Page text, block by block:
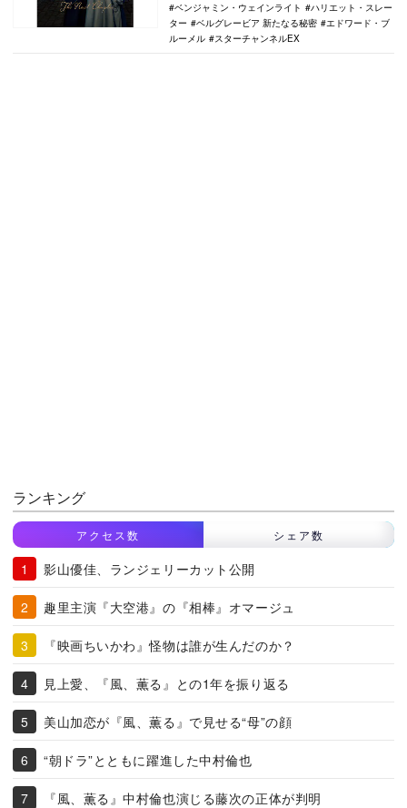
ベンジャミン・ウェインライト
ハリエット・スレー
ター
ベルグレービア 新たなる秘密
エドワード・ブ
ルーメル
スターチャンネルEX
ランキング
アクセス数 シェア数
影山優佳、ランジェリーカット公開
趣里主演『大空港』の『相棒』オマージュ
『映画ちいかわ』怪物は誰が生んだのか？
見上愛、『風、薫る』との1年を振り返る
美山加恋が『風、薫る』で見せる“母”の顔
“朝ドラ”とともに躍進した中村倫也
『風、薫る』中村倫也演じる藤次の正体が判明